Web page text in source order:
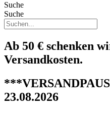
Suche
Suche
Ab 50 € schenken
Versandkosten.
23.08.2026